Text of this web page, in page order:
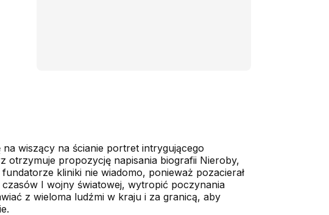
wiszący na ścianie portret intrygującego
otrzymuje propozycję napisania biografii Nieroby,
kliniki nie wiadomo, ponieważ pozacierał
I wojny światowej, wytropić poczynania
z wieloma ludźmi w kraju i za granicą, aby